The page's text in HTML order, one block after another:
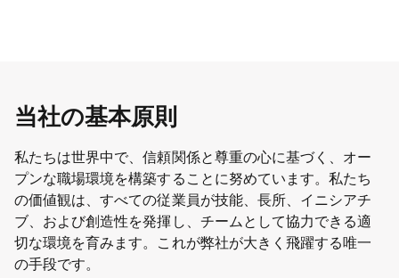
当社の基本原則
私たちは世界中で、信頼関係と尊重の心に基づく、オー
プンな職場環境を構築することに努めています。私たち
の価値観は、すべての従業員が技能、長所、イニシアチ
ブ、および創造性を発揮し、チームとして協力できる適
切な環境を育みます。これが弊社が大きく飛躍する唯一
の手段です。